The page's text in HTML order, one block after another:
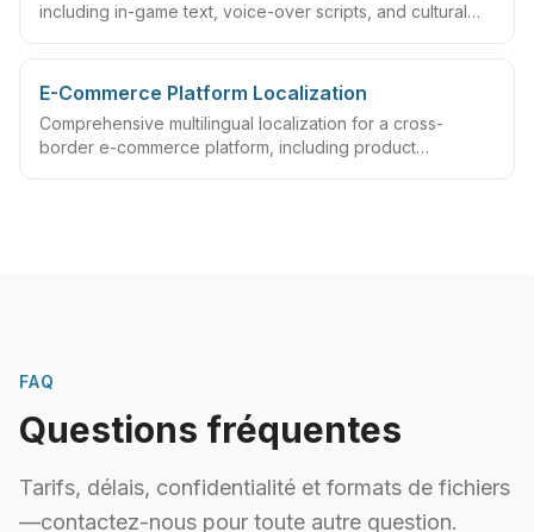
including in-game text, voice-over scripts, and cultural
support simultaneous multi-region release
E-Commerce Platform Localization
Comprehensive multilingual localization for a cross-
border e-commerce platform, including product
FAQ
Questions fréquentes
Tarifs, délais, confidentialité et formats de fichiers
—contactez-nous pour toute autre question.